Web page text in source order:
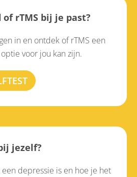
rTMS bij je past?
in en ontdek of rTMS een
voor jou kan zijn.
jezelf?
depressie is en hoe je het